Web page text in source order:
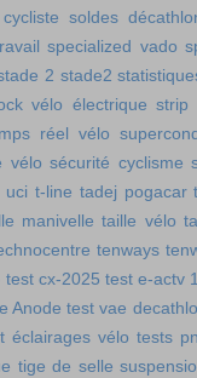
soldes
specialized vado
2 stade2
vélo électrique strip
réel vélo
vélo sécurité cyclisme
uci t-line tadej pogacar
manivelle taille vélo
tenways
test cx-2025 test e-actv
Anode test vae
éclairages vélo tests
tige de selle